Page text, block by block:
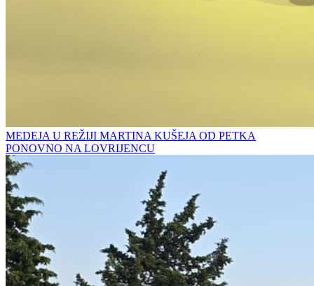
MEDEJA U REŽIJI MARTINA KUŠEJA OD PETKA
PONOVNO NA LOVRIJENCU